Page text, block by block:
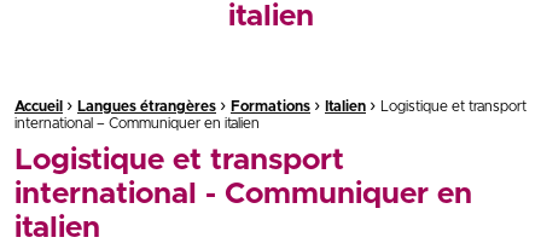
italien
Fil d'Ariane :
Accueil › Langues étrangères › Formations › Italien ›
Logistique et transport
international – Communiquer en italien
Logistique et transport
international - Communiquer en
italien